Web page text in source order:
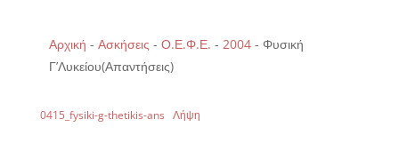
Αρχική - Ασκήσεις - Ο.Ε.Φ.Ε. - 2004- Φυσική
Γ’Λυκείου(Απαντήσεις)
0415_fysiki-g-thetikis-ans Λήψη